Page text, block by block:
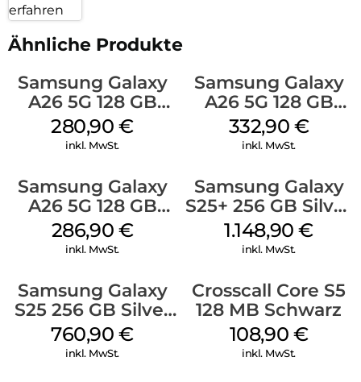
erfahren
Ähnliche Produkte
Samsung Galaxy
A26 5G 128 GB
Mint
280,90€
inkl. MwSt.
Samsung Galaxy
A26 5G 128 GB
White
332,90 €
inkl. MwSt.
Samsung Galaxy
A26 5G 128 GB
Black
286,90 €
inkl. MwSt.
Samsung Galaxy
S25+ 256 GB Silver
Shadow
1.148,90€
inkl. MwSt.
Samsung Galaxy
S25 256 GB Silver
Shadow
760,90€
inkl. MwSt.
Crosscall Core S5
128 MB Schwarz
108,90 €
inkl. MwSt.